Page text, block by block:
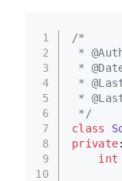
1
2
3
4
5
6
7
8
9
10
/*
*
*
*
*
*/
class
private:
int